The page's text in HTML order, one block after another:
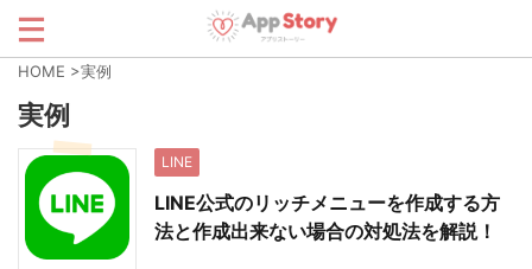
HOME >実例
実例
LINE
LINE公式のリッチメニューを作成する方
法と作成出来ない場合の対処法を解説！